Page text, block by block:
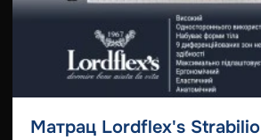
Матрац Lordflex's Strabilio